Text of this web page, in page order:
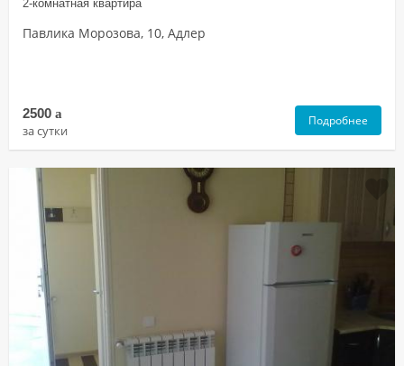
2-комнатная квартира
Павлика Морозова, 10, Адлер
2500 a
за сутки
Подробнее